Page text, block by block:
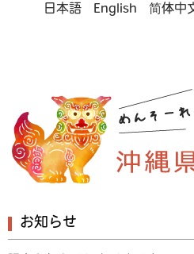
日本語 English 简体中
お知らせ